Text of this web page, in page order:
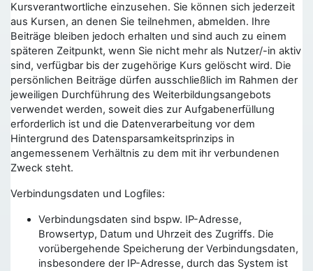
Kursverantwortliche einzusehen. Sie können sich jederzeit
aus Kursen, an denen Sie teilnehmen, abmelden. Ihre
Beiträge bleiben jedoch erhalten und sind auch zu einem
späteren Zeitpunkt, wenn Sie nicht mehr als Nutzer/-in aktiv
sind, verfügbar bis der zugehörige Kurs gelöscht wird. Die
persönlichen Beiträge dürfen ausschließlich im Rahmen der
jeweiligen Durchführung des Weiterbildungsangebots
verwendet werden, soweit dies zur Aufgabenerfüllung
erforderlich ist und die Datenverarbeitung vor dem
Hintergrund des Datensparsamkeitsprinzips in
angemessenem Verhältnis zu dem mit ihr verbundenen
Zweck steht.
Verbindungsdaten und Logfiles:
Verbindungsdaten sind bspw. IP-Adresse,
Browsertyp, Datum und Uhrzeit des Zugriffs. Die
vorübergehende Speicherung der Verbindungsdaten,
insbesondere der IP-Adresse, durch das System ist